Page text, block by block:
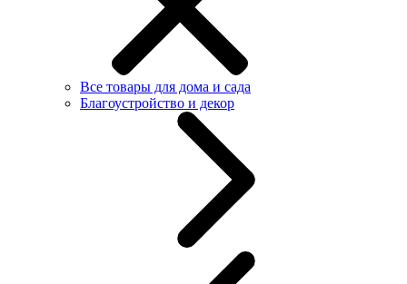
Все товары для дома и сада
Благоустройство и декор